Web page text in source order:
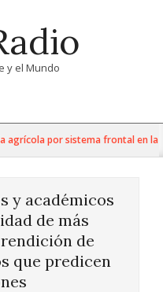
y el Mundo
por sistema frontal en la
y académicos
de más
de
que predicen